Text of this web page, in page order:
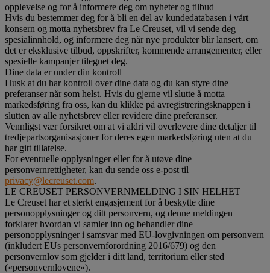
opplevelse og for å informere deg om nyheter og tilbud
Hvis du bestemmer deg for å bli en del av kundedatabasen i vårt
konsern og motta nyhetsbrev fra Le Creuset, vil vi sende deg
spesialinnhold, og informere deg når nye produkter blir lansert, om
det er eksklusive tilbud, oppskrifter, kommende arrangementer, eller
spesielle kampanjer tilegnet deg.
Dine data er under din kontroll
Husk at du har kontroll over dine data og du kan styre dine
preferanser når som helst. Hvis du gjerne vil slutte å motta
markedsføring fra oss, kan du klikke på avregistreringsknappen i
slutten av alle nyhetsbrev eller revidere dine preferanser.
Vennligst vær forsikret om at vi aldri vil overlevere dine detaljer til
tredjepartsorganisasjoner for deres egen markedsføring uten at du
har gitt tillatelse.
For eventuelle opplysninger eller for å utøve dine
personvernrettigheter, kan du sende oss e-post til
privacy@lecreuset.com.
LE CREUSET PERSONVERNMELDING I SIN HELHET
Le Creuset har et sterkt engasjement for å beskytte dine
personopplysninger og ditt personvern, og denne meldingen
forklarer hvordan vi samler inn og behandler dine
personopplysninger i samsvar med EU-lovgivningen om personvern
(inkludert EUs personvernforordning 2016/679) og den
personvernlov som gjelder i ditt land, territorium eller sted
(«personvernlovene»).